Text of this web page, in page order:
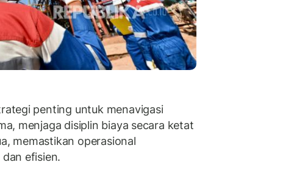
penting untuk menavigasi
menjaga disiplin biaya secara ketat
memastikan operasional
efisien.